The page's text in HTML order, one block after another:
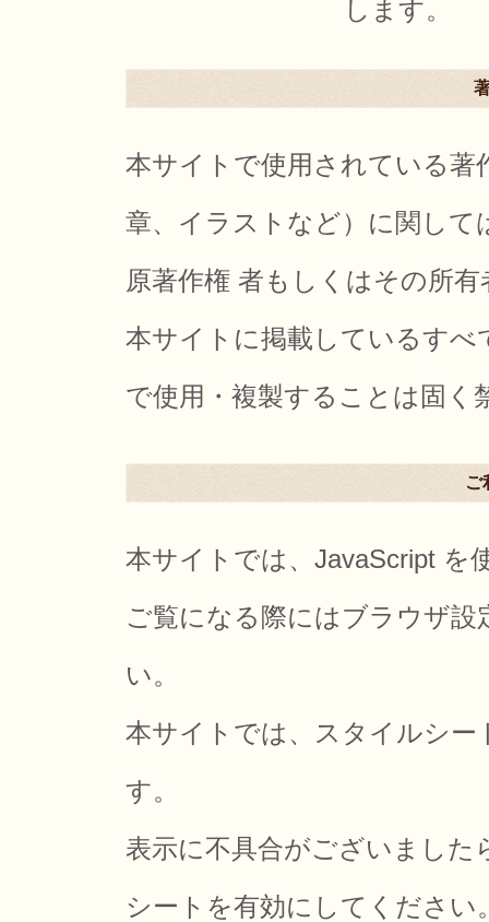
します。
本サイトで使用されている著
章、イラストなど）に関して
原著作権 者もしくはその所
本サイトに掲載しているすべ
で使用・複製することは固く
ご
本サイトでは、JavaScript を
ご覧になる際にはブラウザ
い。
本サイトでは、スタイルシ
す。
表示に不具合がございまし
シートを有効にしてください